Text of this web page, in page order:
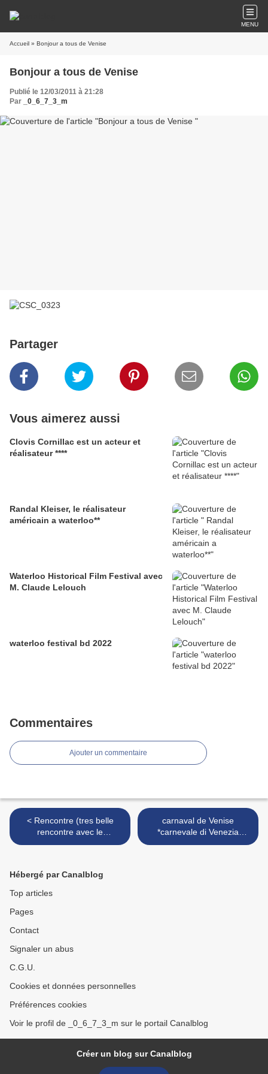
MENU
Accueil » Bonjour a tous de Venise
Bonjour a tous de Venise
Publié le 12/03/2011 à 21:28
Par
_0_6_7_3_m
Partager
Vous aimerez aussi
Clovis Cornillac est un acteur et
réalisateur ****
Randal Kleiser, le réalisateur
américain a waterloo**
Waterloo Historical Film Festival avec
M. Claude Lelouch
waterloo festival bd 2022
Commentaires
Ajouter un commentaire
< Rencontre (tres belle
rencontre avec le
dessinateur Azara jo el *
carnaval de Venise
*carnevale di Venezia
*2011/ >
Hébergé par Canalblog
Top articles
Pages
Contact
Signaler un abus
C.G.U.
Cookies et données personnelles
Préférences cookies
Voir le profil de _0_6_7_3_m sur le portail Canalblog
Créer un blog sur Canalblog